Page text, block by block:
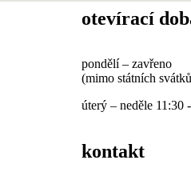
otevírací
pondělí – zavřeno
(mimo státních
úterý – neděle 11:30
kontakt